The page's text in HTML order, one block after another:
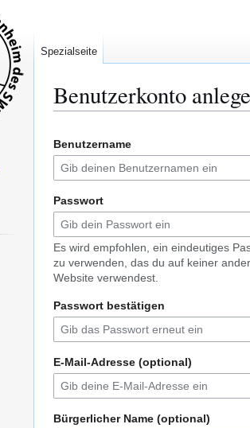
Benutzerkonto
Navigation
springen
Suche
springen
Benutzername
Passwort
Es wird empfohlen, ein eindeutiges
zu verwenden, das du auf keiner
Website verwendest.
Passwort bestätigen
E-Mail-Adresse (optional)
Bürgerlicher Name (optional)
Spezialseite